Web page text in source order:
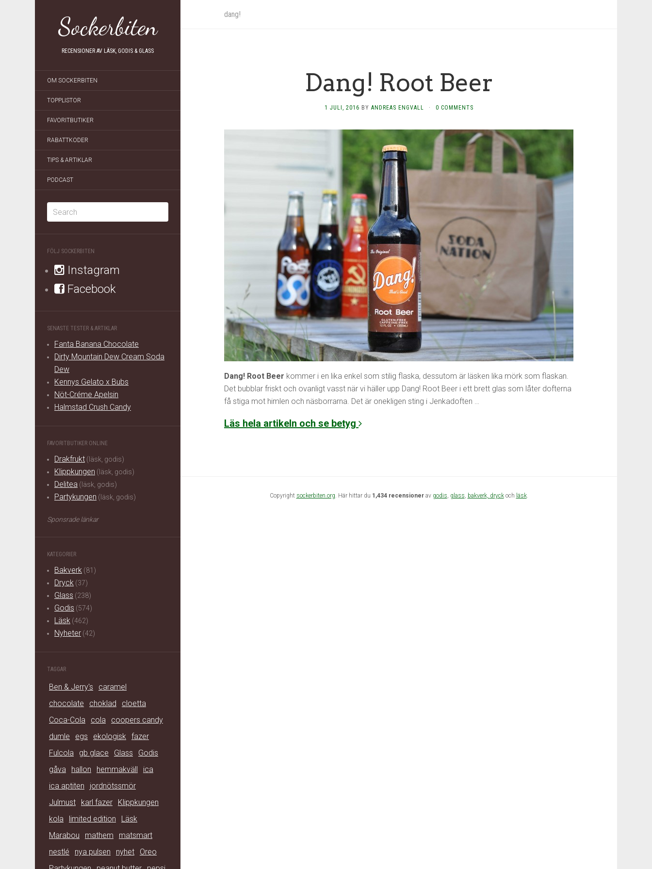
Sockerbiten
RECENSIONER AV LÄSK, GODIS & GLASS
OM SOCKERBITEN
TOPPLISTOR
FAVORITBUTIKER
RABATTKODER
TIPS & ARTIKLAR
PODCAST
FÖLJ SOCKERBITEN
Instagram
Facebook
SENASTE TESTER & ARTIKLAR
Fanta Banana Chocolate
Dirty Mountain Dew Cream Soda
Dew
Kennys Gelato x Bubs
Nöt-Créme Apelsin
Halmstad Crush Candy
FAVORITBUTIKER ONLINE
Drakfrukt (läsk, godis)
Klippkungen (läsk, godis)
Delitea (läsk, godis)
Partykungen (läsk, godis)
Sponsrade länkar
KATEGORIER
Bakverk (81)
Dryck (37)
Glass (238)
Godis (574)
Läsk (462)
Nyheter (42)
TAGGAR
Ben & Jerry's
caramel
chocolate
choklad
cloetta
Coca-Cola
cola
coopers candy
dumle
egs ekologisk fazer
Fulcola
gb glace Glass
Godis
gåva
hallon hemmakväll
ica
ica aptiten
jordnötssmör
Julmust
karl fazer
Klippkungen
kola
limited edition
Läsk
Marabou
mathem
matsmart
nestlé
nya pulsen nyhet
Oreo
dang!
Dang! Root Beer
1 JULI, 2016 BY ANDREAS ENGVALL · 0 COMMENTS
Dang! Root Beer kommer i en lika enkel som stilig flaska, dessutom är läsken lika mörk som flaskan.
Det bubblar friskt och ovanligt vasst när vi häller upp Dang! Root Beer i ett brett glas som låter dofterna
få stiga mot himlen och näsborrarna. Det är onekligen sting i Jenkadoften …
Läs hela artikeln och se betyg
Copyright sockerbiten.org. Här hittar du 1,434 recensionerav godis, glass, bakverk, dryckoch läsk.